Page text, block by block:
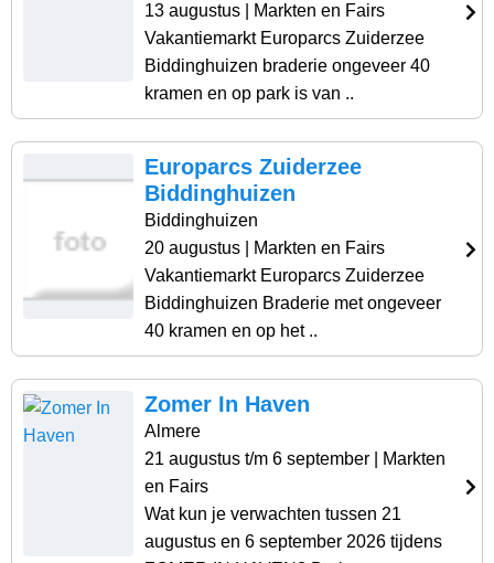
13 augustus | Markten en Fairs
Vakantiemarkt Europarcs Zuiderzee
Biddinghuizen braderie ongeveer 40
kramen en op park is van ..
Europarcs Zuiderzee
Biddinghuizen
Biddinghuizen
20 augustus | Markten en Fairs
Vakantiemarkt Europarcs Zuiderzee
Biddinghuizen Braderie met ongeveer
40 kramen en op het ..
Zomer In Haven
Almere
21 augustus t/m 6 september | Markten
en Fairs
Wat kun je verwachten tussen 21
augustus en 6 september 2026 tijdens